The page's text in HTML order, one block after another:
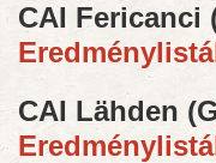
CAI Fericanci
CAI Lähden